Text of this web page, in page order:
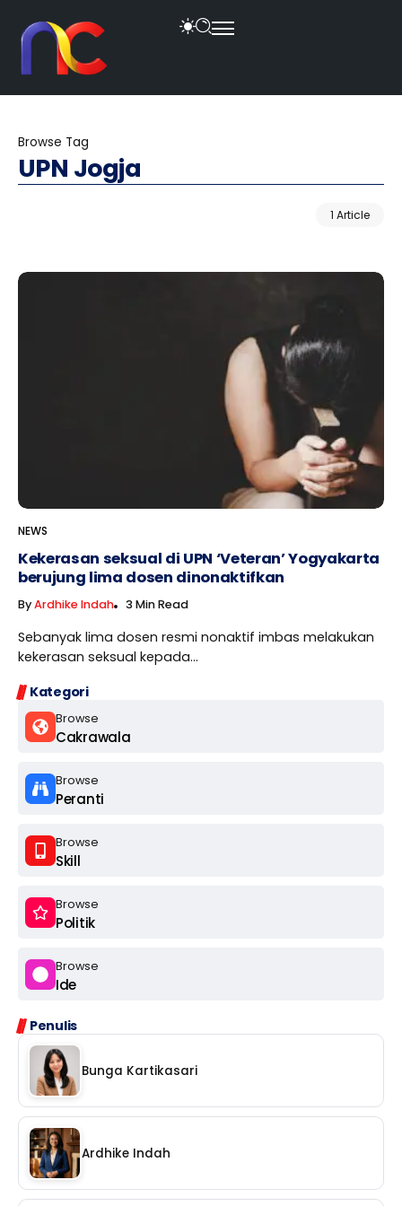
Browse Tag
UPN Jogja
1 Article
Kategori
Browse
Cakrawala
Browse
Peranti
Browse
Skill
Browse
Politik
Browse
Ide
Penulis
Bunga Kartikasari
Ardhike Indah
NEWS
Kekerasan seksual di UPN ‘Veteran’ Yogyakarta
berujung lima dosen dinonaktifkan
ByArdhike Indah 3 Min Read
Sebanyak lima dosen resmi nonaktif imbas melakukan
kekerasan seksual kepada...